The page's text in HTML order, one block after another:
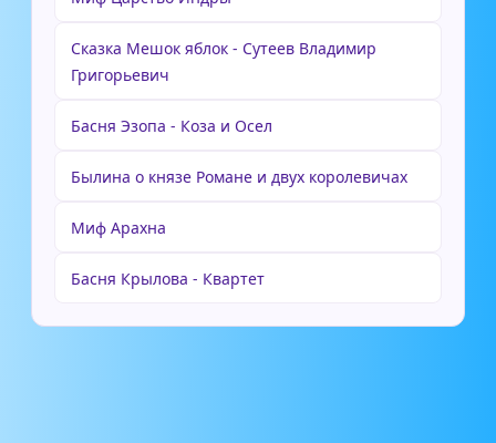
Сказка Мешок яблок - Сутеев Владимир
Григорьевич
Басня Эзопа - Коза и Осел
Былина о князе Романе и двух королевичах
Миф Арахна
Басня Крылова - Квартет